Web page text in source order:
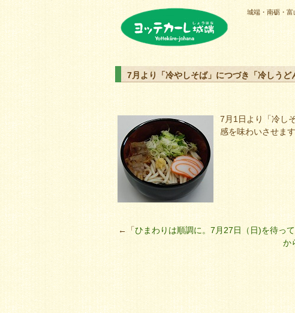
城端・南砺・
7月より「冷やしそば」につづき「冷しうど
7月1日より「冷し
感を味わいさせま
←「ひまわりは順調に。7月27日（日)を待って
か